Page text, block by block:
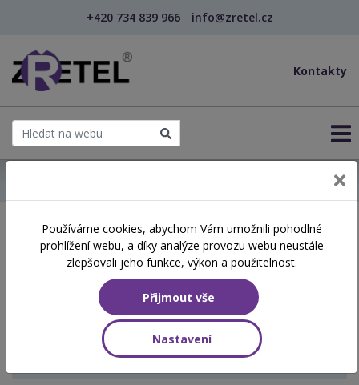
+420 734 839 966 info@zretel.cz
Kontakty
Školení začínající 02. 07.
2026
Aktuálně vypsané termíny
Aktuálně nejsou vypsány žádné termíny.
Používáme cookies, abychom Vám umožnili pohodlné
prohlížení webu, a díky analýze provozu webu neustále
zlepšovali jeho funkce, výkon a použitelnost.
Přijmout vše
Nastavení